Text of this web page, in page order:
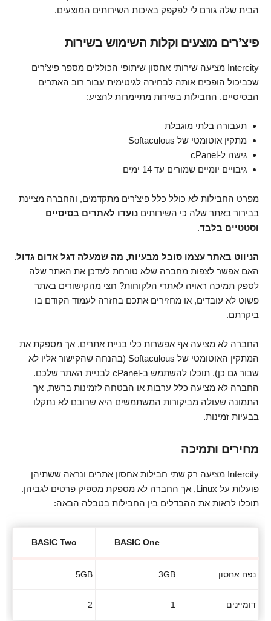
הבית שלה גורם לי לפקפק באיכות השירותים המוצעים.
פיצ’רים מוצעים וקלות השימוש בשירות
Intercity מציעה שירותי אחסון שיתופי הכוללים מספר פיצ’רים
שכביכול הופכים אותה לבחירה לגיטימית עבור רוב האתרים
הבסיסיים. החבילות בשירות מתיימרות להציע:
תעבורה בלתי מוגבלת
מתקין אוטומטי של Softaculous
גישה ל-cPanel
גיבויים יומיים שמורים עד 14 ימים
מפרט החבילות לא כולל כלל פיצ’רים מתקדמים, והחברה מציינת
בבירור באתר שלה כי השירותים נועדו לאתרים בסיסיים
וסטטיים בלבד.
הניווט באתר עצמו סובל מבעיות, מה שמעלה דגל אדום גדול.
האם אפשר לצפות מחברה שלא טורחת לעדכן את האתר שלה
לספק תמיכה ראויה לאתרי הלקוחות? חצי מהקישורים באתר
פשוט לא עובדים, או מחזירים אתכם בחזרה לעמוד הקודם בו
ביקרתם.
החברה לא מציעה אף אפשרות כלי בניית אתרים, אך מספקת את
המתקין האוטומטי של Softaculous (בהנחה שהקישור אליו לא
שבור גם כן). תוכלו להשתמש ב-cPanel לבניית האתר שלכם.
החברה לא מציעה כלל ערבות או הבטחה לזמינות ברשת, אך
התמונה שעולה מביקורות המשתמשים היא שרובם לא נתקלו
בבעיות זמינות.
מחירים ותמיכה
Intercity מציעה רק שתי חבילות אחסון אתרים ונראה ששתיהן
פועלות על Linux, אך החברה לא מספקת מספיק פרטים לגביהן.
תוכלו לראות את ההבדלים בין החבילות בטבלה הבאה:
BASIC One
BASIC Two
נפח אחסון 3GB
5GB
דומיינים 1
2